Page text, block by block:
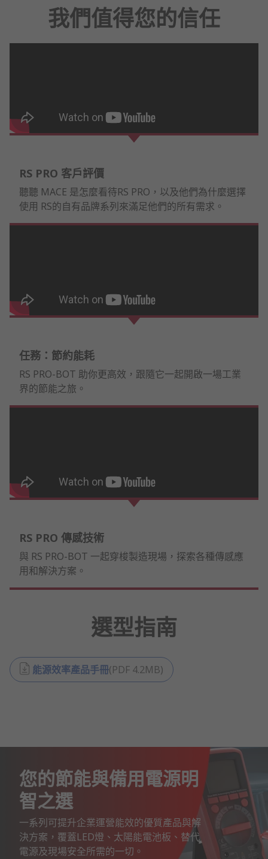
我們值得您的信任
RS PRO 客戶評價
聽聽 MACE 是怎麼看待RS PRO，以及他們為什麼選擇
使用 RS的自有品牌系列來滿足他們的所有需求。
任務：節約能耗
RS PRO-BOT 助你更高效，跟隨它一起開啟一場工業
界的節能之旅。
RS PRO 傳感技術
與 RS PRO-BOT 一起穿梭製造現場，探索各種傳感應
用和解決方案。
選型指南
能源效率產品手冊(PDF 4.2MB)
您的節能與備用電源明
智之選
一系列可提升企業運營能效的優質產品與解
決方案，覆蓋LED燈、太陽能電池板、替代
電源及現場安全所需的一切。